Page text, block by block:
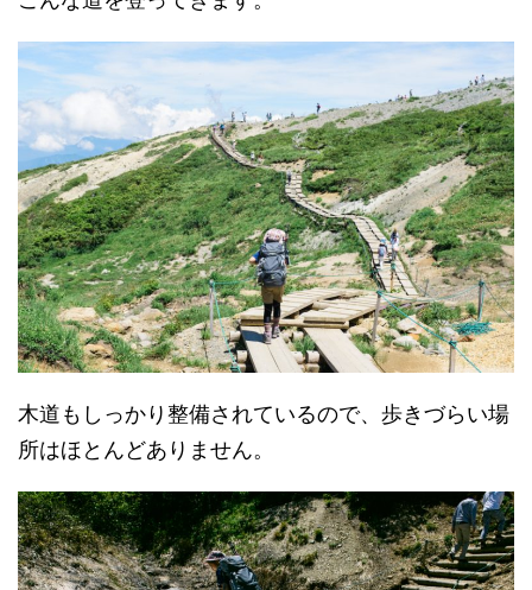
木道もしっかり整備されているので、歩きづらい場
所はほとんどありません。